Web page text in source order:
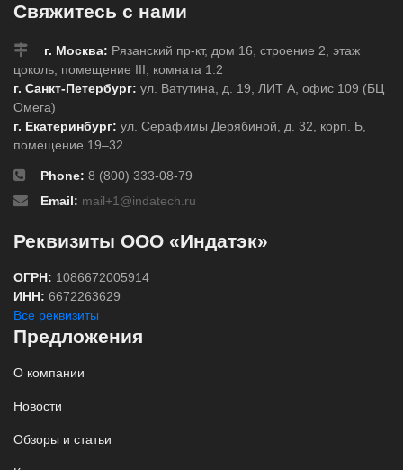
Свяжитесь с нами
г. Москва: Рязанский пр-кт, дом 16, строение 2, этаж
цоколь, помещение III, комната 1.2
г. Санкт-Петербург: ул. Ватутина, д. 19, ЛИТ А, офис 109 (БЦ
Омега)
г. Екатеринбург: ул. Серафимы Дерябиной, д. 32, корп. Б,
помещение 19–32
Phone: 8 (800) 333-08-79
Email: mail+1@indatech.ru
Реквизиты ООО «Индатэк»
ОГРН: 1086672005914
ИНН: 6672263629
Все реквизиты
Предложения
О компании
Новости
Обзоры и статьи